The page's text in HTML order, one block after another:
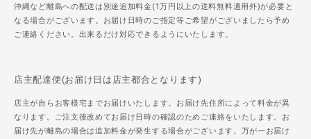
沖縄など離島への配送は別途追加料金(1万円以上の送料無料適用外)が必要と
なる場合がございます。お届け日時のご指定等ご希望がございましたら予め
ご連絡ください。出来るだけ対応できるようにいたします。
店主配達便(お届け日は店主都合となります)
店主が自らお客様宅までお届けいたします。お届け先住所によって料金が異
なります。ご注文後改めてお届け日時の確認のためご連絡をいたします。お
届け先が離島の場合は追加料金が発生する場合がございます。万が一お届け